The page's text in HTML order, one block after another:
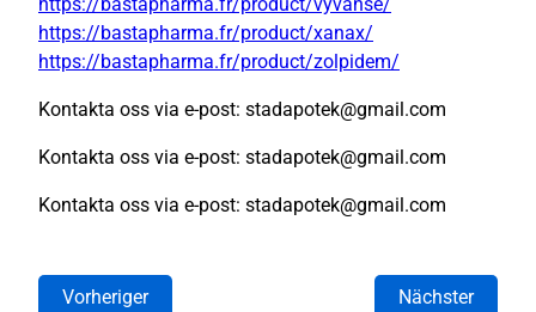
https://bastapharma.fr/product/xanax/
https://bastapharma.fr/product/zolpidem/
Kontakta oss via e-post: stadapotek@gmail.com
Kontakta oss via e-post: stadapotek@gmail.com
Kontakta oss via e-post: stadapotek@gmail.com
Vorheriger Nächster